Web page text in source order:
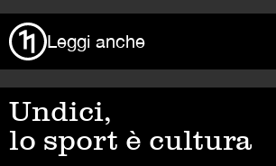
Leggi anche
Undici,
lo sport è cultura